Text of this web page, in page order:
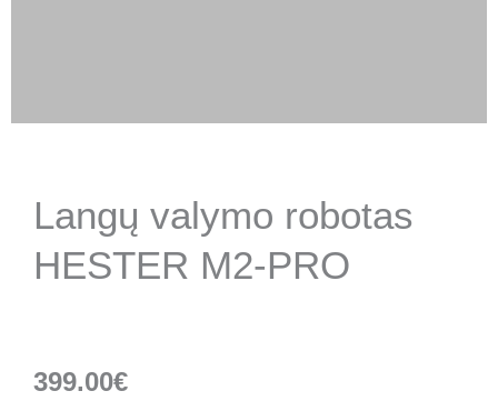
Langų valymo robotas
HESTER M2-PRO
399.00€